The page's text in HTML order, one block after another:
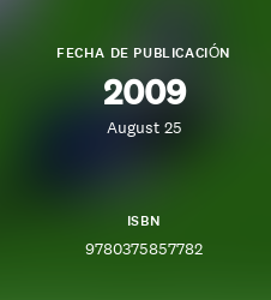
FECHA DE PUBLICACIÓN
2009
August 25
ISBN
9780375857782